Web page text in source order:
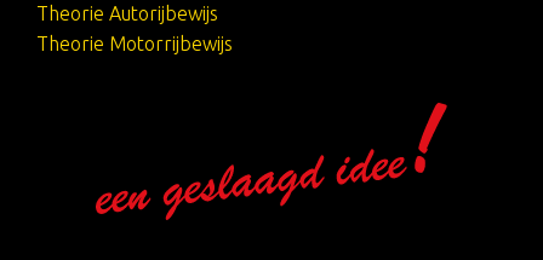
Theorie Autorijbewijs
Theorie Motorrijbewijs